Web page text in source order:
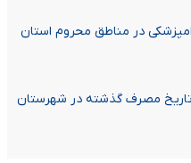
در مناطق محروم استان
تاریخ مصرف گذشته در شهرستان